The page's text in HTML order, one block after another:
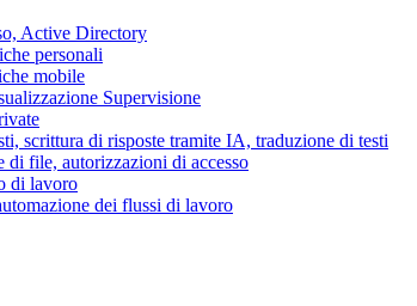
Active Directory
personali
mobile
Supervisione
scrittura di risposte tramite IA, traduzione di testi
file, autorizzazioni di accesso
di lavoro
dei flussi di lavoro